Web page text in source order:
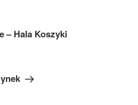
– Hala Koszyki